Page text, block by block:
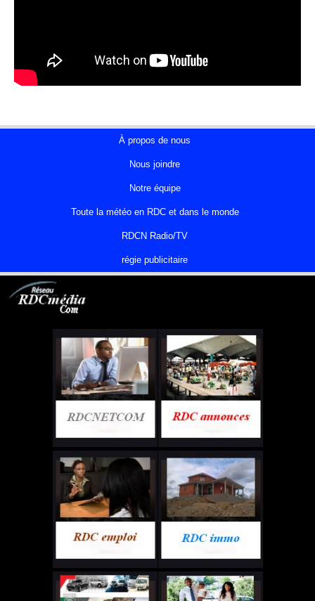
À propos de nous
Nous joindre
Notre équipe
Toute la météo en RDC et dans le monde
RDCN Radio/TV
régie publicitaire